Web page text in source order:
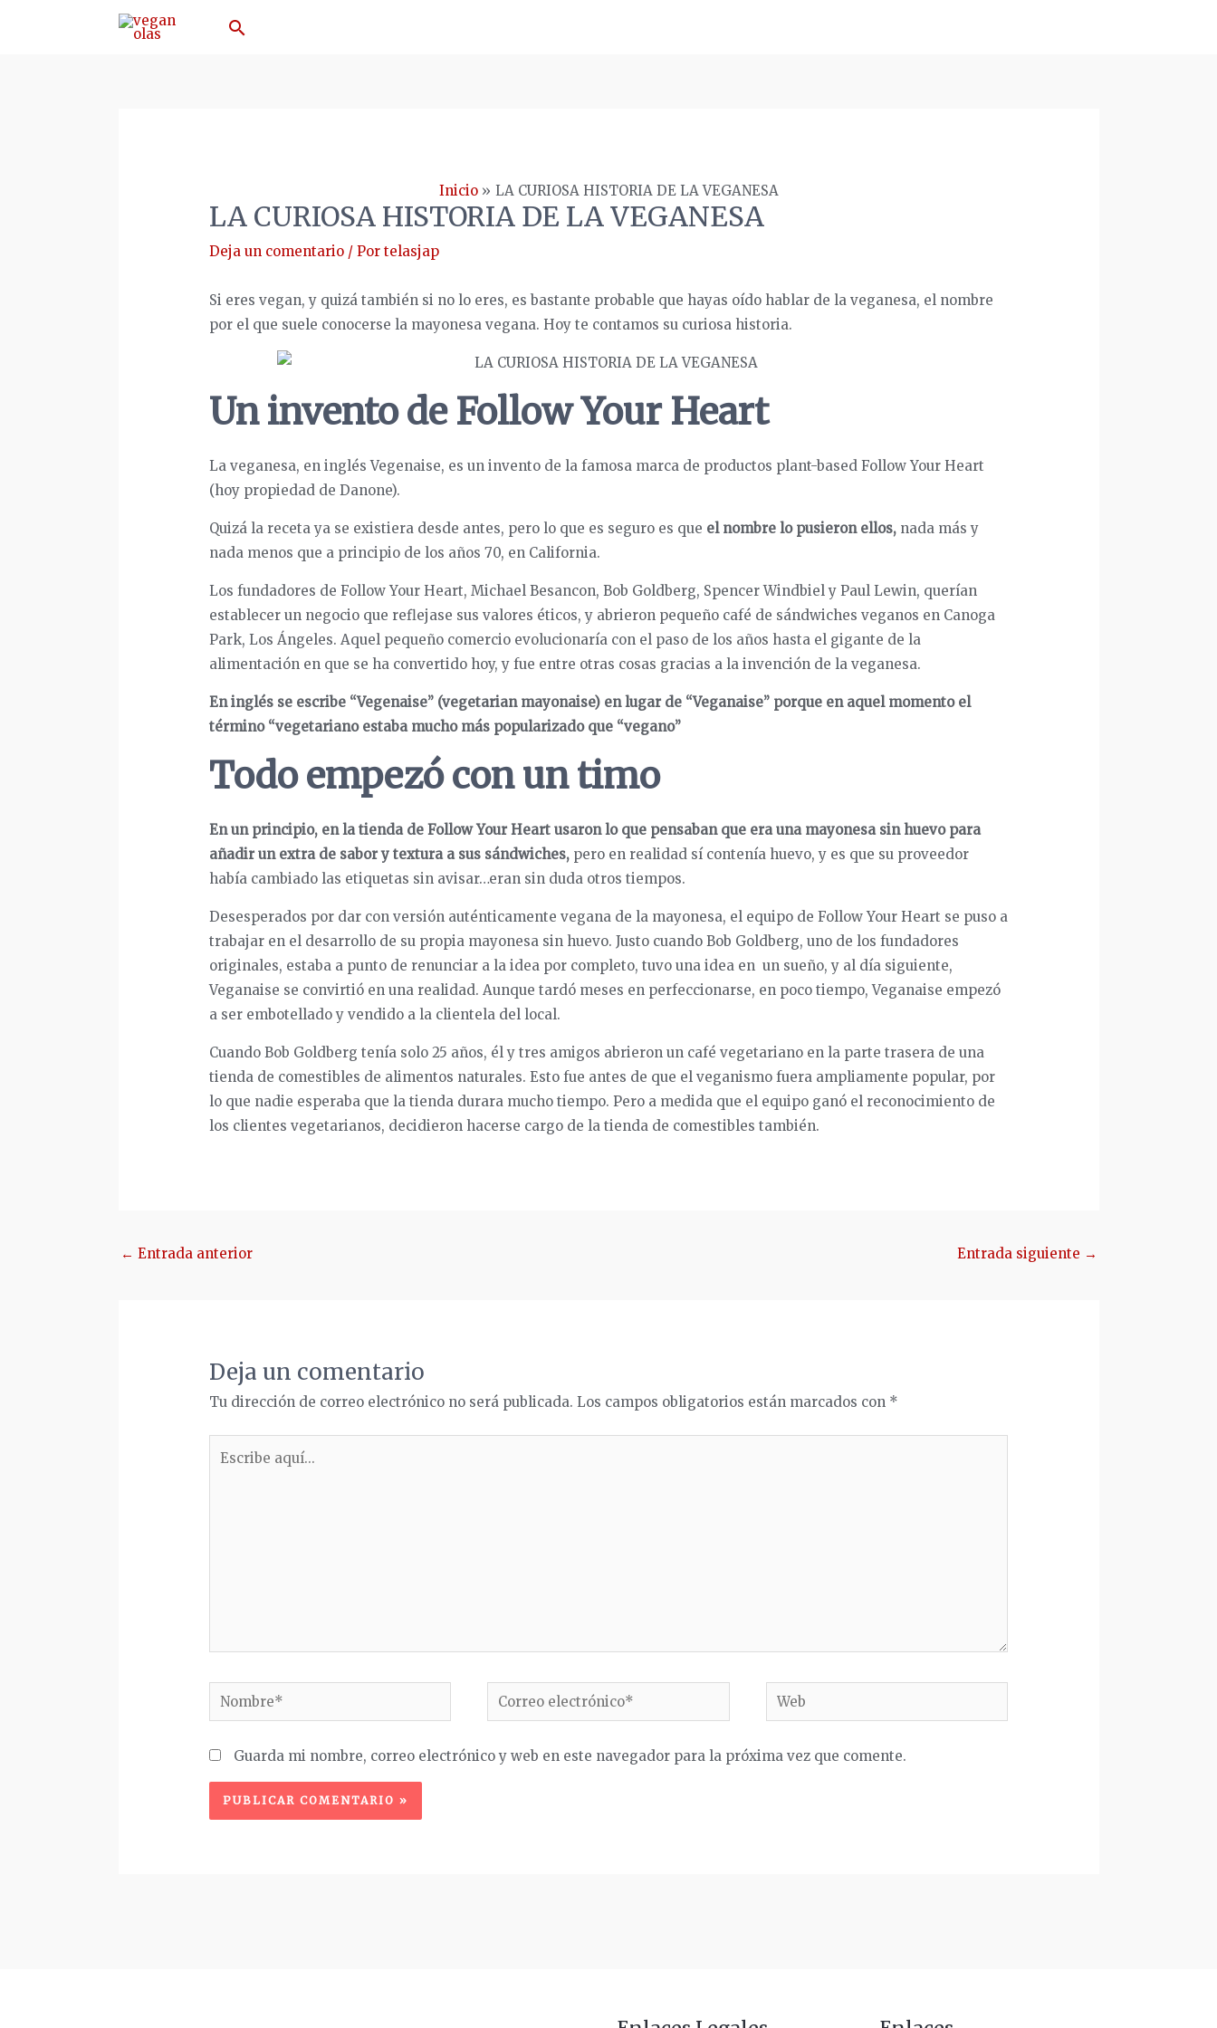
Buscar
Inicio LA CURIOSA HISTORIA DE LA VEGANESA
LA CURIOSA HISTORIA DE LA VEGANESA
Deja un comentario / Por telasjap
Si eres vegan, y quizá también si no lo eres, es bastante probable que hayas oído hablar de la veganesa, el nombre
por el que suele conocerse la mayonesa vegana. Hoy te contamos su curiosa historia.
Un invento de Follow Your Heart
La veganesa, en inglés Vegenaise, es un invento de la famosa marca de productos plant-based Follow Your Heart
(hoy propiedad de Danone).
Quizá la receta ya se existiera desde antes, pero lo que es seguro es que el nombre lo pusieron ellos,nada más y
nada menos que a principio de los años 70, en California.
Los fundadores de Follow Your Heart, Michael Besancon, Bob Goldberg, Spencer Windbiel y Paul Lewin, querían
establecer un negocio que reflejase sus valores éticos, y abrieron pequeño café de sándwiches veganos en Canoga
Park, Los Ángeles. Aquel pequeño comercio evolucionaría con el paso de los años hasta el gigante de la
alimentación en que se ha convertido hoy, y fue entre otras cosas gracias a la invención de la veganesa.
En inglés se escribe “Vegenaise” (vegetarian mayonaise) en lugar de “Veganaise” porque en aquel momento el
término “vegetariano estaba mucho más popularizado que “vegano”
Todo empezó con un timo
En un principio, en la tienda de Follow Your Heart usaron lo que pensaban que era una mayonesa sin huevo para
añadir un extra de sabor y textura a sus sándwiches,pero en realidad sí contenía huevo, y es que su proveedor
había cambiado las etiquetas sin avisar…eran sin duda otros tiempos.
Desesperados por dar con versión auténticamente vegana de la mayonesa, el equipo de Follow Your Heart se puso a
trabajar en el desarrollo de su propia mayonesa sin huevo. Justo cuando Bob Goldberg, uno de los fundadores
originales, estaba a punto de renunciar a la idea por completo, tuvo una idea en un sueño, y al día siguiente,
Veganaise se convirtió en una realidad. Aunque tardó meses en perfeccionarse, en poco tiempo, Veganaise empezó
a ser embotellado y vendido a la clientela del local.
Cuando Bob Goldberg tenía solo 25 años, él y tres amigos abrieron un café vegetariano en la parte trasera de una
tienda de comestibles de alimentos naturales. Esto fue antes de que el veganismo fuera ampliamente popular, por
lo que nadie esperaba que la tienda durara mucho tiempo. Pero a medida que el equipo ganó el reconocimiento de
los clientes vegetarianos, decidieron hacerse cargo de la tienda de comestibles también.
Navegación
← Entrada anterior Entrada siguiente →
Deja un comentario
Tu dirección de correo electrónico no será publicada. Los campos obligatorios están marcados con *
Nombre*
Correo
electrónico*
Web
Guarda mi nombre, correo electrónico y web en este navegador para la próxima vez que comente.